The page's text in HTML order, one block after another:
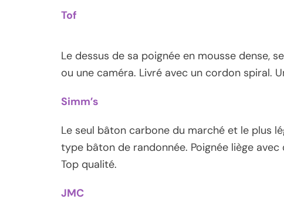
Tof
Le dessus de sa poignée en mousse dense,
ou une caméra. Livré avec un cordon spiral.
Simm’s
Le seul bâton carbone du marché et le plus
type bâton de randonnée. Poignée liège
Top qualité.
JMC